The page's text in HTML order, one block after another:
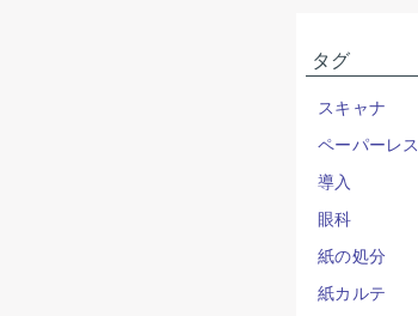
タグ
スキャナ
ペーパーレス
導入
眼科
紙の処分
紙カルテ